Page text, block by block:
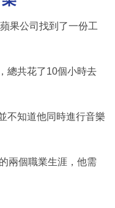
果公司找到了一份工
總共花了10個小時去
不知道他同時進行音樂
兩個職業生涯，他需